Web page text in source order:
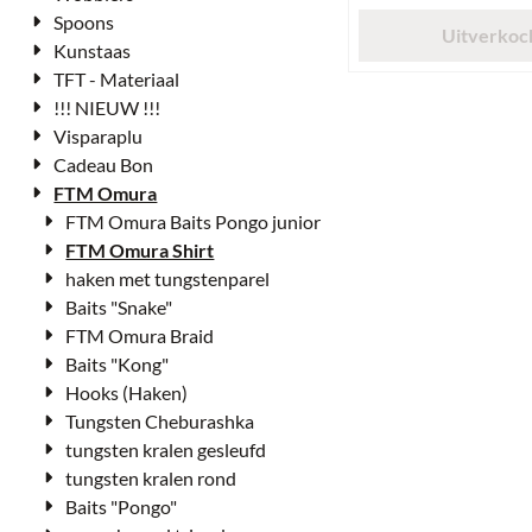
Spoons
Kunstaas
TFT - Materiaal
!!! NIEUW !!!
Visparaplu
Cadeau Bon
FTM Omura
FTM Omura Baits Pongo junior
FTM Omura Shirt
haken met tungstenparel
Baits "Snake"
FTM Omura Braid
Baits "Kong"
Hooks (Haken)
Tungsten Cheburashka
tungsten kralen gesleufd
tungsten kralen rond
Baits "Pongo"